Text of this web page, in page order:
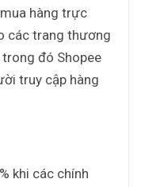
hàng trực
các trang thương
đó Shopee
truy cập hàng
khi các chính